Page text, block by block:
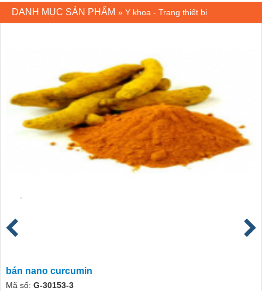
DANH MỤC SẢN PHẨM » Y khoa - Trang thiết bị
bán nano curcumin
Mã số: G-30153-3